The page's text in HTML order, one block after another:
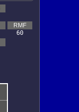
RMF
60